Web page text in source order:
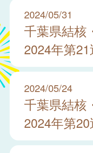
2024/05/31
千葉県結核
2024年第21
2024/05/24
千葉県結核
2024年第20